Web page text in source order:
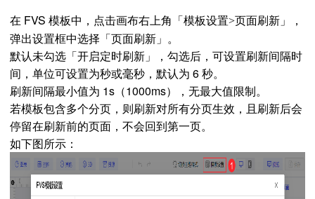
在 FVS 模板中， 点击画布右上角「模板设置>页面刷新」
，
弹出设置框中选择「页面刷新」。
默认未勾选「开启定时刷新」，勾选后，可设置刷新间隔时
间，单位可设置为秒或毫秒，默认为 6 秒。
刷新间隔最小值为 1s（1000ms），无最大值限制。
若模板包含多个分页，则刷新对所有分页生效，且刷新后会
停留在刷新前的页面，不会回到第一页。
如下图所示：